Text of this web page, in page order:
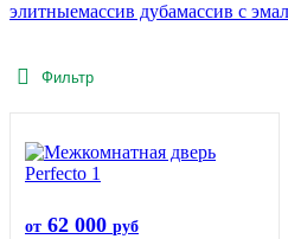
элитныемассив дубамассив с
Фильтр
от 62 000 руб